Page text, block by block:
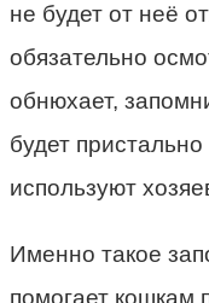
не будет от неё
обязательно
обнюхает,
будет
используют
Именно такое
помогает кошкам